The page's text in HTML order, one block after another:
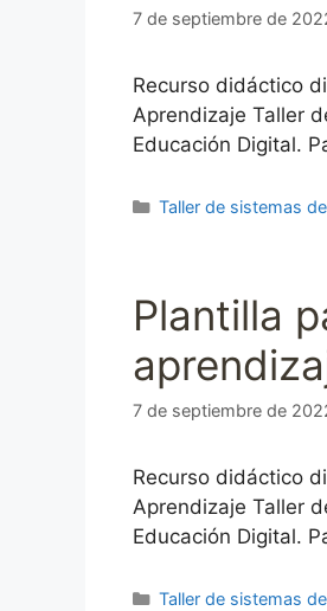
7 de septiembre de
Recurso didáctico
Aprendizaje Taller
Educación Digital.
Categorías
Taller de sistemas
Plantilla
7 de septiembre de
Recurso didáctico
Aprendizaje Taller
Educación Digital.
Categorías
Taller de sistemas